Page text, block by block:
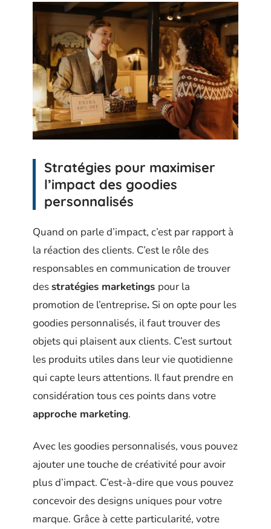
Stratégies pour maximiser
l’impact des goodies
personnalisés
Quand on parle d’impact, c’est par rapport à
la réaction des clients. C’est le rôle des
responsables en communication de trouver
desstratégies marketings pour la
promotion de l’entreprise. Si on opte pour les
goodies personnalisés, il faut trouver des
objets qui plaisent aux clients. C’est surtout
les produits utiles dans leur vie quotidienne
qui capte leurs attentions. Il faut prendre en
considération tous ces points dans votre
approche marketing.
Avec les goodies personnalisés, vous pouvez
ajouter une touche de créativité pour avoir
plus d’impact. C’est-à-dire que vous pouvez
concevoir des designs uniques pour votre
marque. Grâce à cette particularité, votre